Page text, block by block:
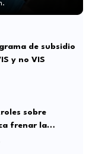
de subsidio
y no VIS
sobre
frenar la